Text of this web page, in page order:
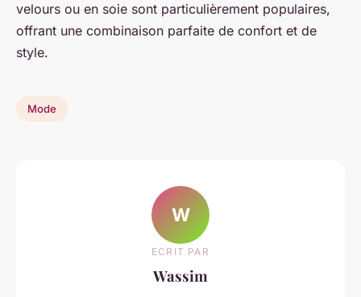
velours ou en soie sont particulièrement populaires,
offrant une combinaison parfaite de confort et de
style.
Mode
W
ECRIT PAR
Wassim